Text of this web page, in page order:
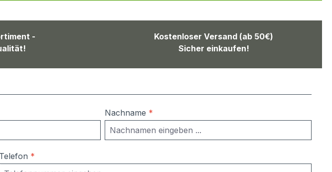
-
Kostenloser Versand (ab 50€)
Sicher einkaufen!
Nachname *
Telefon *